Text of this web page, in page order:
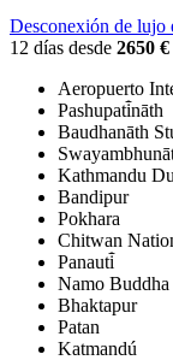
Desconexión de lujo
12 días desde 2650 €
Aeropuerto
Pashupati̇̄nāth
Baudhanāth
Kathmandu
Bandipur
Pokhara
Chitwan
Panauti̇̄
Namo Buddha
Bhaktapur
Patan
Katmandú